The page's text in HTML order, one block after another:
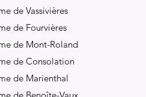
de Vassivières
de Fourvières
de Mont-Roland
de Consolation
de Marienthal